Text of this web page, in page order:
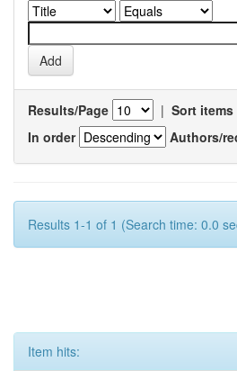
Results/Page | Sort items
In order
Authors/
Results 1-1 of 1 (Search time: 0.0
Item hits: